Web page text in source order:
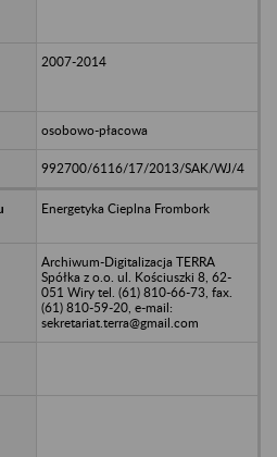
2007-2014
osobowo-płacowa
992700/6116/17/2013/SAK/WJ/4
Energetyka Cieplna Frombork
Archiwum-Digitalizacja TERRA
Spółka z o.o. ul. Kościuszki 8, 62-
051 Wiry tel. (61) 810-66-73, fax.
(61) 810-59-20, e-mail:
sekretariat.terra@gmail.com